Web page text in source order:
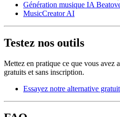
Génération musique IA
MusicCreator AI
Testez nos outils
Mettez en pratique ce que vous avez
gratuits et sans inscription.
Essayez notre alternative